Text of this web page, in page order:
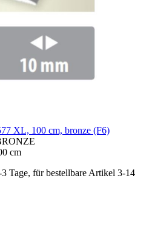
XL, 100 cm, bronze (F6)
cm
Tage, für bestellbare Artikel 3-14